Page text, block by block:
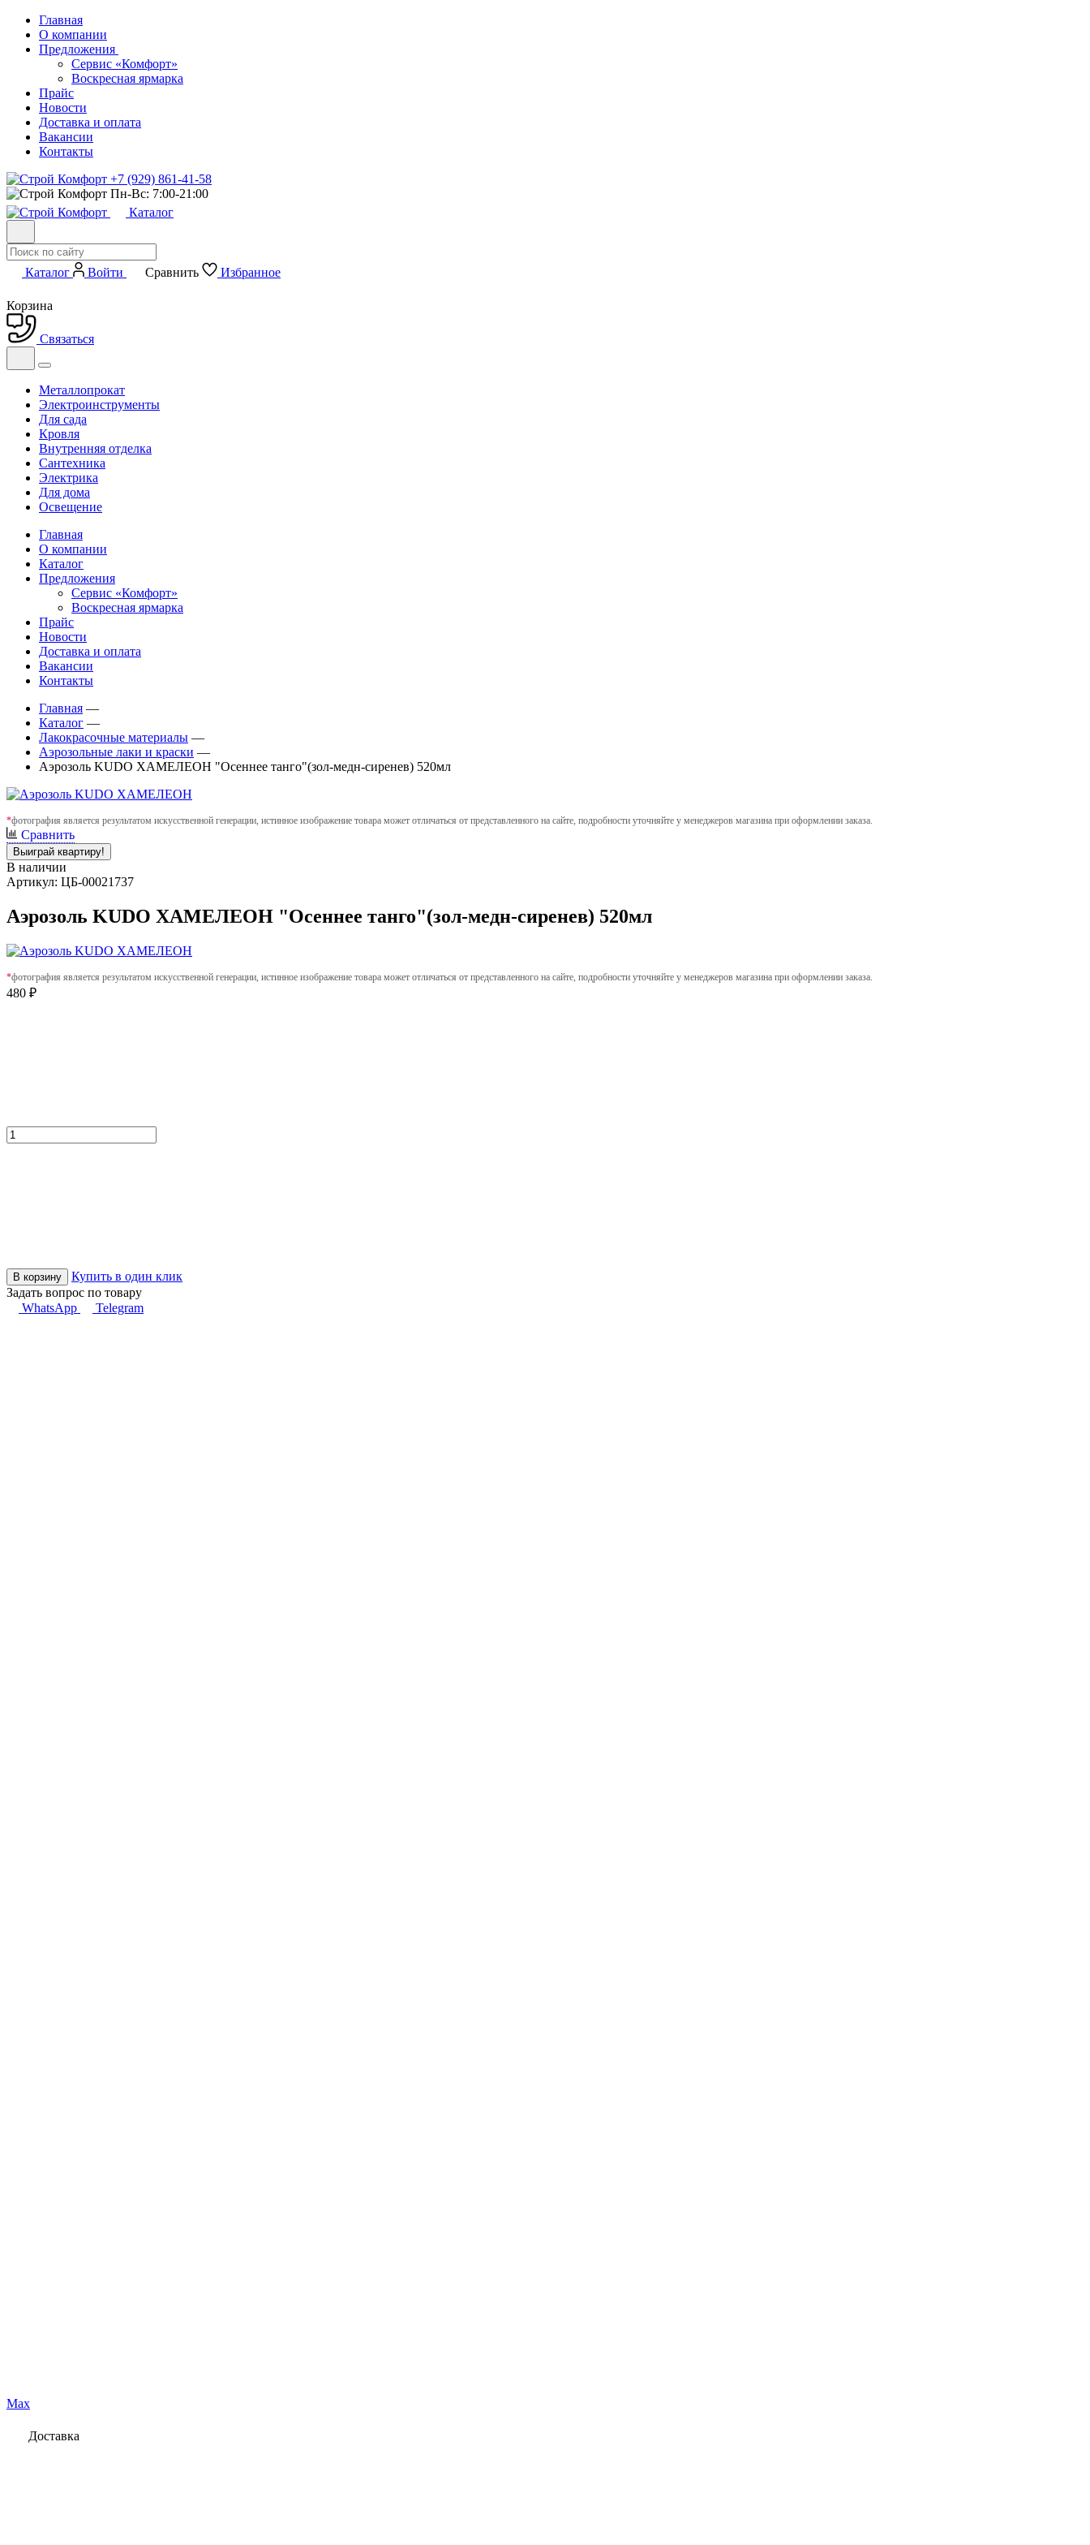
Главная
О компании
Предложения
Сервис «Комфорт»
Воскресная ярмарка
Прайс
Новости
Доставка и оплата
Вакансии
Контакты
+7 (929) 861-41-58
Пн-Вс: 7:00-21:00
Каталог
Каталог Войти Сравнить Избранное
Корзина
Связаться
Металлопрокат
Электроинструменты
Для сада
Кровля
Внутренняя отделка
Сантехника
Электрика
Для дома
Освещение
Главная
О компании
Каталог
Предложения
Сервис «Комфорт»
Воскресная ярмарка
Прайс
Новости
Доставка и оплата
Вакансии
Контакты
Главная —
Каталог —
Лакокрасочные материалы —
Аэрозольные лаки и краски —
Аэрозоль KUDO ХАМЕЛЕОН "Осеннее танго"(зол-медн-сиренев) 520мл
*фотография является результатом искусственной генерации, истинное изображение товара может отличаться от представленного на сайте, подробности уточняйте у менеджеров магазина при оформлении заказа.
Сравнить
Выиграй квартиру!
В наличии
Артикул: ЦБ-00021737
Аэрозоль KUDO ХАМЕЛЕОН "Осеннее танго"(зол-медн-сиренев) 520мл
*фотография является результатом искусственной генерации, истинное изображение товара может отличаться от представленного на сайте, подробности уточняйте у менеджеров магазина при оформлении заказа.
480 ₽
В корзину
Купить в один клик
Задать вопрос по товару
WhatsApp
Telegram
Max
Доставка